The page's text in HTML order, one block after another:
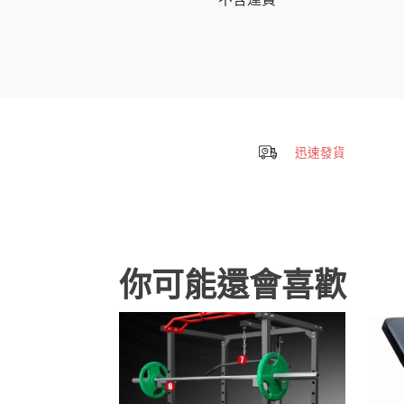
迅速發貨
你可能還會喜歡